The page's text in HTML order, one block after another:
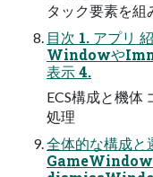
タック要素を組
目次 1. アプリ
Windowや
表示 4.
ECS構成と機体
処理
全体的な構成